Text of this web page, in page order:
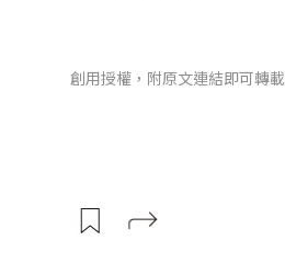
創用授權，附原文連結即可轉載